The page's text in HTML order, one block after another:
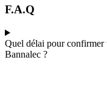
F.A.Q
Quel délai pour confirmer
Bannalec ?